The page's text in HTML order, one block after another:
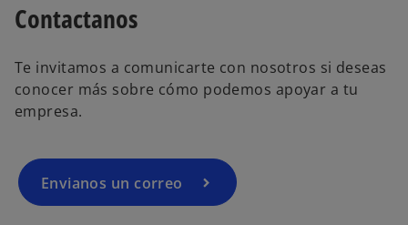
a
r
e
a
Contactanos
Te invitamos a comunicarte con nosotros si deseas
conocer más sobre cómo podemos apoyar a tu
empresa.
Envianos un correo